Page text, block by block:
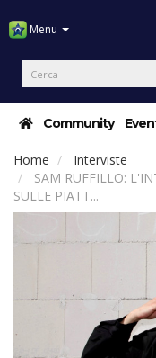
Menu
Community
Home
Interviste
SAM RUFFILLO:
SULLE PIATT...